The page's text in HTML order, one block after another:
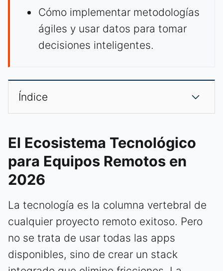
Cómo implementar metodologías
ágiles y usar datos para tomar
decisiones inteligentes.
Índice
El Ecosistema Tecnológico
para Equipos Remotos en
2026
La tecnología es la columna vertebral de
cualquier proyecto remoto exitoso. Pero
no se trata de usar todas las apps
disponibles, sino de crear un stack